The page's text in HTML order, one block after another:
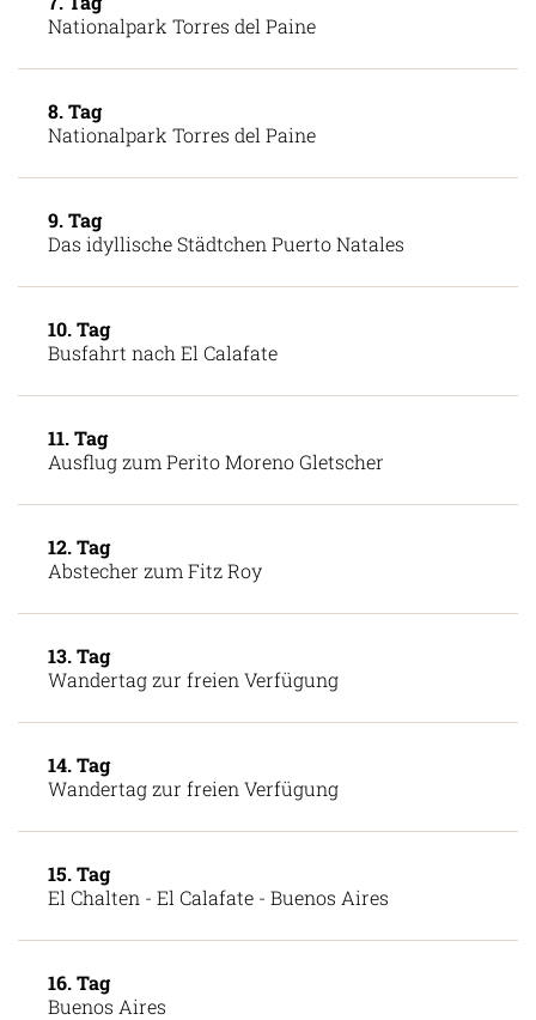
Nationalpark Torres del Paine
8. Tag
Nationalpark Torres del Paine
9. Tag
Das idyllische Städtchen Puerto Natales
10. Tag
Busfahrt nach El Calafate
11. Tag
Ausflug zum Perito Moreno Gletscher
12. Tag
Abstecher zum Fitz Roy
13. Tag
Wandertag zur freien Verfügung
14. Tag
Wandertag zur freien Verfügung
15. Tag
El Chalten - El Calafate - Buenos Aires
16. Tag
Buenos Aires